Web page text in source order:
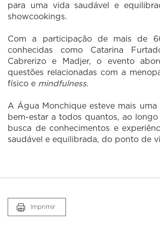
para uma vida saudável e
showcookings.
Com a participação de mais de
conhecidas como Catarina
Cabrerizo e Madjer, o evento
questões relacionadas com a
físico e mindfulness.
A Água Monchique esteve mais
bem-estar a todos quantos, ao
busca de conhecimentos e
saudável e equilibrada, do ponto de
Imprimir